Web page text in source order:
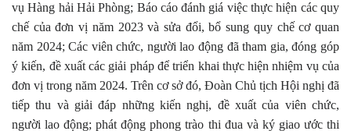
vụ Hàng hải Hải Phòng; Báo cáo đánh giá việc thực hiện các quy
chế của đơn vị năm 2023 và sửa đổi, bổ sung quy chế cơ quan
năm 2024; Các viên chức, người lao động đã tham gia, đóng góp
ý kiến, đề xuất các giải pháp để triển khai thực hiện nhiệm vụ của
đơn vị trong năm 2024. Trên cơ sở đó, Đoàn Chủ tịch Hội nghị đã
tiếp thu và giải đáp những kiến nghị, đề xuất của viên chức,
người lao động; phát động phong trào thi đua và ký giao ước thi